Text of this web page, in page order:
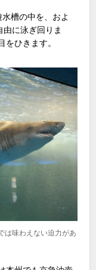
槽の中を、およ
に泳ぎ回りま
ひきます。
は味わえない迫力があ